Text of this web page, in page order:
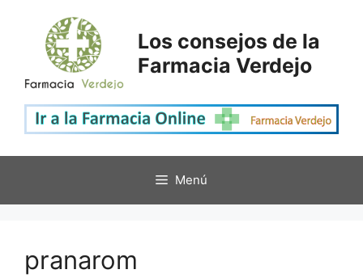
contenido
Los consejos de la
Farmacia Verdejo
Menú
pranarom